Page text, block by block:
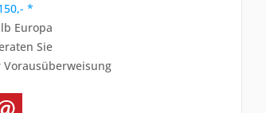
*
Europa
Sie